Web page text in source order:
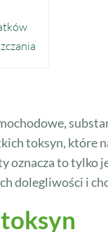
toksyn, które
oznacza to tylko
dolegliwości i